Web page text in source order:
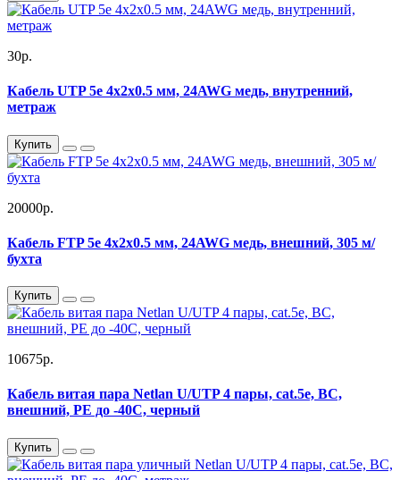
30р.
Кабель UTP 5e 4x2x0.5 мм, 24AWG медь, внутренний,
метраж
Купить
20000р.
Кабель FTP 5e 4x2x0.5 мм, 24AWG медь, внешний, 305 м/
бухта
Купить
10675р.
Кабель витая пара Netlan U/UTP 4 пары, cat.5e, BC,
внешний, PE до -40C, черный
Купить